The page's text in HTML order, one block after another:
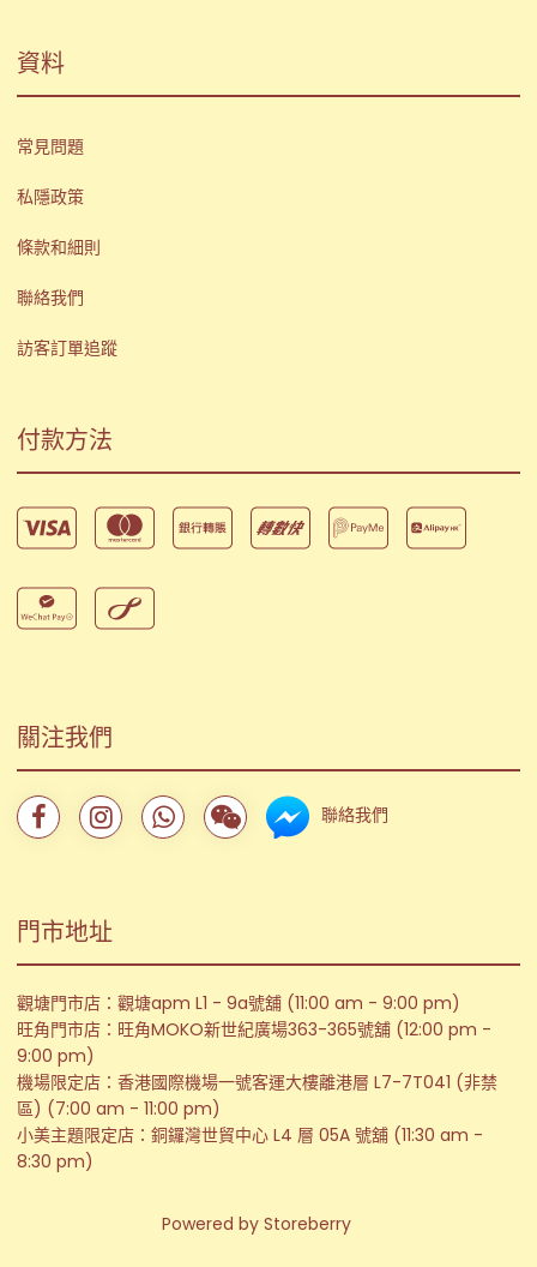
資料
常見問題
私隱政策
條款和細則
聯絡我們
訪客訂單追蹤
付款方法
關注我們
聯絡我們
門市地址
觀塘門市店：觀塘apm L1 - 9a號舖 (11:00 am - 9:00 pm)
旺角門市店：旺角MOKO新世紀廣場363-365號舖 (12:00 pm -
9:00 pm)
機場限定店：香港國際機場一號客運大樓離港層 L7-7T041 (非禁
區) (7:00 am - 11:00 pm)
小美主題限定店：銅鑼灣世貿中心 L4 層 05A 號舖 (11:30 am -
8:30 pm)
Powered by Storeberry